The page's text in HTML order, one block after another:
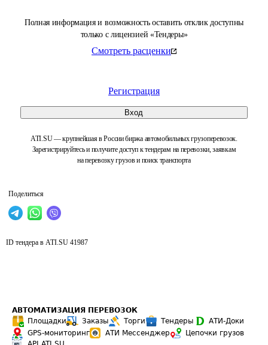
Полная информация и возможность оставить отклик доступны
только с лицензией «Тендеры»
Смотреть расценки
Регистрация
Вход
ATI.SU — крупнейшая в России биржа автомобильных грузоперевозок.
Зарегистрируйтесь и получите доступ к тендерам на перевозки, заявкам
на перевозку грузов и поиск транспорта
Поделиться
ID тендера в ATI.SU 41987
АВТОМАТИЗАЦИЯ ПЕРЕВОЗОК
Площадки
Заказы Торги Тендеры
АТИ-Доки
GPS-мониторинг
АТИ Мессенджер
Цепочки грузов